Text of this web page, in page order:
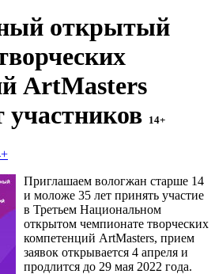
открытый
ArtMasters
14+
Приглашаем вологжан старше 14
и моложе 35 лет принять участие
в Третьем Национальном
открытом чемпионате творческих
компетенций ArtMasters, прием
заявок открывается 4 апреля и
продлится до 29 мая 2022 года.